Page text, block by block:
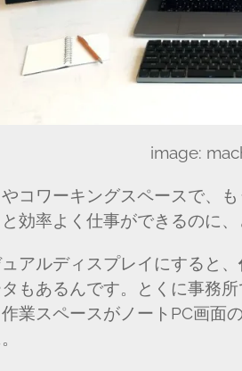
image:
コワーキングスペースで、
効率よく仕事ができるのに
アルディスプレイにすると、
もあるんです。とくに事務
業スペースがノートPC画面